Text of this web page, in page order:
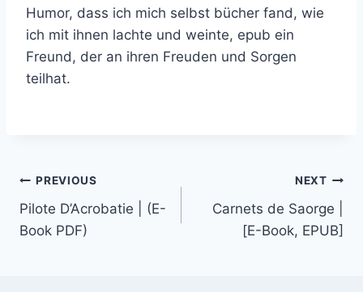
Humor, dass ich mich selbst bücher fand, wie
ich mit ihnen lachte und weinte, epub ein
Freund, der an ihren Freuden und Sorgen
teilhat.
PREVIOUS
Pilote D’Acrobatie | (E-
Book PDF)
NEXT
Carnets de Saorge |
[E-Book, EPUB]